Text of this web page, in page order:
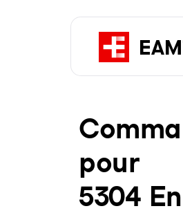
pour
5304